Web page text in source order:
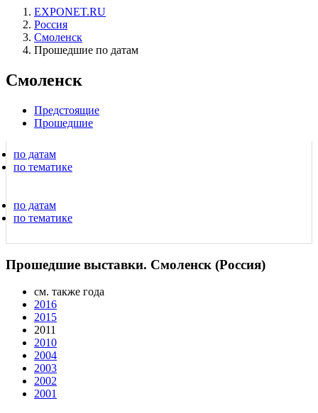
EXPONET.RU
Россия
Смоленск
Прошедшие по датам
Смоленск
Предстоящие
Прошедшие
по датам
по тематике
по датам
по тематике
Прошедшие выставки. Смоленск (Россия)
см. также года
2016
2015
2011
2010
2004
2003
2002
2001